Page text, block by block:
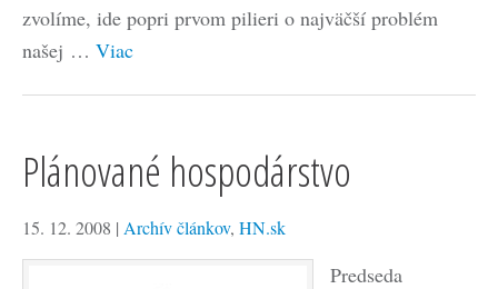
zvolíme, ide popri prvom pilieri o najväčší problém
našej … Viac
Plánované hospodárstvo
15. 12. 2008 | Archív článkov, HN.sk
Predseda